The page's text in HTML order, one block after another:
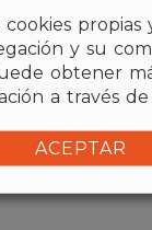
y su
obtener
a través
ACEPTAR